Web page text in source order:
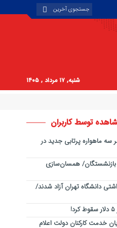
شنبه, ۱۷ مرداد , ۱۴۰۵
توسط کاربران
سه ماهواره پرتابی جدید در
همسان‌سازی
دانشگاه تهران آزاد شدند/
خدمت کارکنان دولت اعلام